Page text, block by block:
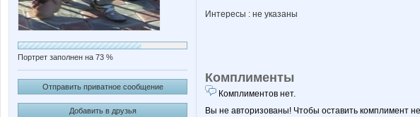
Портрет заполнен на 73 %
Отправить приватное сообщение
Добавить в друзья
Интересы : не указаны
Комплименты
Комплиментов нет.
Вы не авторизованы! Чтобы оставить комплимент